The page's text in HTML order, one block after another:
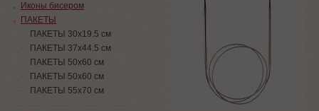
Иконы бисером
ПАКЕТЫ
ПАКЕТЫ 30х19.5 см
ПАКЕТЫ 37х44.5 см
ПАКЕТЫ 50х60 см
ПАКЕТЫ 50х60 см
ПАКЕТЫ 55х70 см